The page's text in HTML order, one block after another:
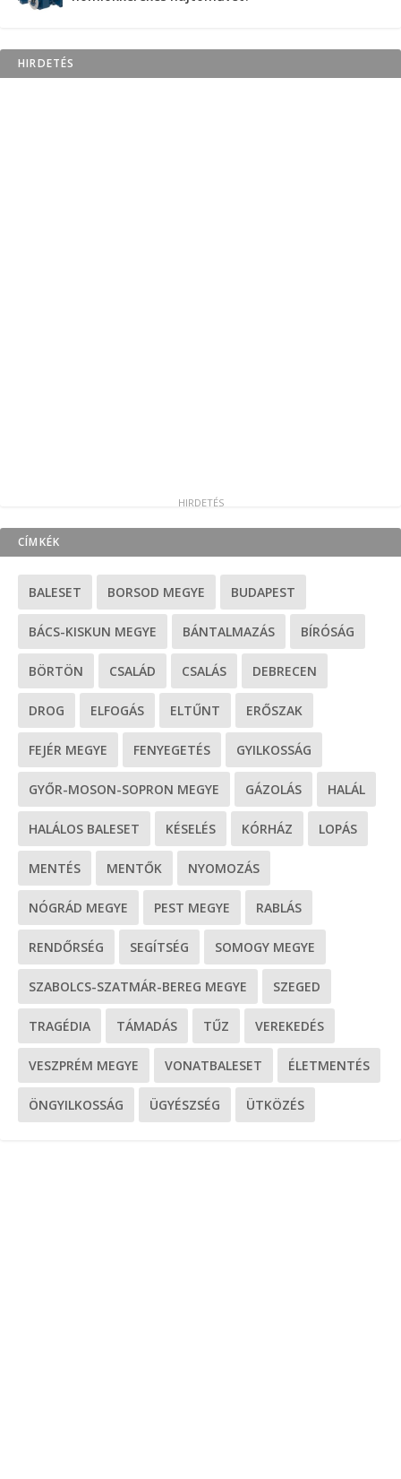
HIRDETÉS
CÍMKÉK
BALESET BORSOD MEGYE BUDAPEST
BÁCS-KISKUN MEGYE BÁNTALMAZÁS BÍRÓSÁG
BÖRTÖN CSALÁD CSALÁS DEBRECEN
DROG ELFOGÁS ELTŰNT ERŐSZAK
FEJÉR MEGYE FENYEGETÉS GYILKOSSÁG
GYŐR-MOSON-SOPRON MEGYE GÁZOLÁS HALÁL
HALÁLOS BALESET KÉSELÉS KÓRHÁZ LOPÁS
MENTÉS MENTŐK NYOMOZÁS
NÓGRÁD MEGYE PEST MEGYE RABLÁS
RENDŐRSÉG SEGÍTSÉG SOMOGY MEGYE
SZABOLCS-SZATMÁR-BEREG MEGYE SZEGED
TRAGÉDIA TÁMADÁS TŰZ VEREKEDÉS
VESZPRÉM MEGYE VONATBALESET ÉLETMENTÉS
ÖNGYILKOSSÁG ÜGYÉSZSÉG ÜTKÖZÉS